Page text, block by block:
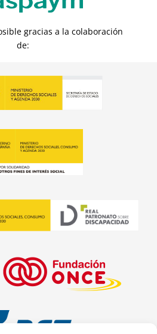
gracias a la colaboración
de: